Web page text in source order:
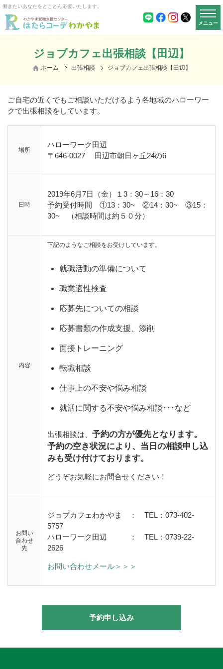
働きたいあなたをとことん応援いたします。
メニュー
ジョブカフェ出張相談【田辺】
ホーム 出張相談 ジョブカフェ出張相談【田辺】
ご自宅の近くでもご相談いただけるよう各地域のハローワー
クで出張相談をしています。
場所
ハローワーク田辺
〒646-0027
田辺市朝日ヶ丘24の6
日時
2019年6月7日（金）１3：30～16：30
予約受付時間 ①13：30~ ②14：30~ ③15：
30~ （相談時間は約５０分）
内容
下記のようなご相談をお受けしています。
就職活動の準備について
職業適性検査
応募先についての相談
応募書類の作成支援、添削
面接トレーニング
転職相談
仕事上の不安や悩み相談
就活に関する不安や悩み相談･･･など
出張相談は、 予約の方が優先となります。
予約の空き状況により、当日の相談申し込
みも受け付けております。
どうぞお気軽にお問合せください！
お問い
合わせ
先
ジョブカフェわかやま ： TEL：073-402-
5757
ハローワーク田辺
： TEL：0739-22-
2626
お問い合わせメール＞＞＞
予約申し込み